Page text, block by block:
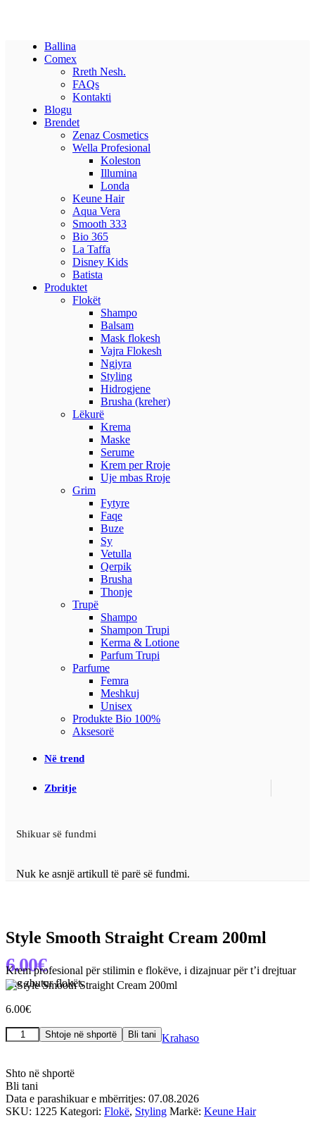
Ballina
Comex
Rreth Nesh.
FAQs
Kontakti
Blogu
Brendet
Zenaz Cosmetics
Wella Profesional
Koleston
Illumina
Londa
Keune Hair
Aqua Vera
Smooth 333
Bio 365
La Taffa
Disney Kids
Batista
Produktet
Flokët
Shampo
Balsam
Mask flokesh
Vajra Flokesh
Ngjyra
Styling
Hidrogjene
Brusha (kreher)
Lëkurë
Krema
Maske
Serume
Krem per Rroje
Uje mbas Rroje
Grim
Fytyre
Faqe
Buze
Sy
Vetulla
Qerpik
Brusha
Thonje
Trupë
Shampo
Shampon Trupi
Kerma & Lotione
Parfum Trupi
Parfume
Femra
Meshkuj
Unisex
Produkte Bio 100%
Aksesorë
Në trend
Zbritje
Shikuar së fundmi
Nuk ke asnjë artikull të parë së fundmi.
Style Smooth Straight Cream 200ml
6.00€
Krem profesional për stilimin e flokëve, i dizajnuar për t’i drejtuar
dhe zbutur flokët.
6.00€
Sasi
Style
Straight
Cream
200ml
Shtoje në shportë Bli tani Krahaso
Shto në shportë
Bli tani
Data e parashikuar e mbërritjes: 07.08.2026
SKU: 1225 Kategori: Flokë, Styling Markë: Keune Hair